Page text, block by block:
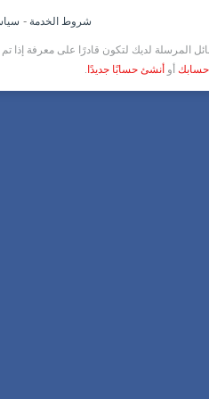
شروط الخدمة -
لديك لتكون قادرًا على معرفة إذا تم
أو أنشئ حسابًا جديدًا .